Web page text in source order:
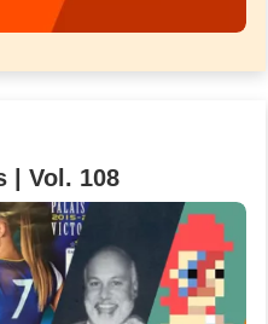
| Vol. 108